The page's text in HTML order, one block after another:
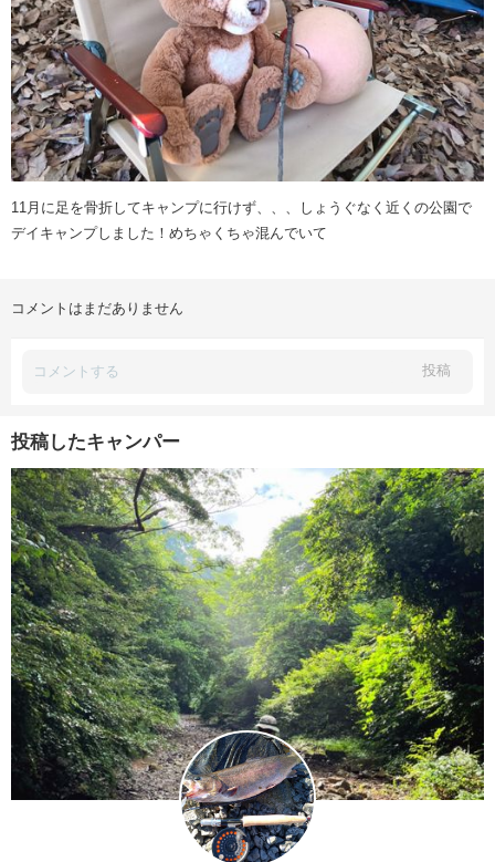
11月に足を骨折してキャンプに行けず、、、しょうぐなく近くの公園で
デイキャンプしました！めちゃくちゃ混んでいて
コメントはまだありません
投稿
投稿したキャンパー